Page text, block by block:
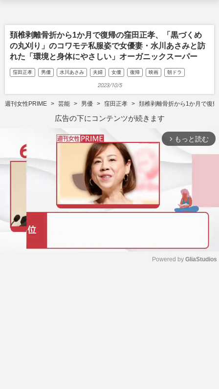
頚椎剥離骨折から1か月で復帰の窪田正孝、「黒づくめ
の丸刈り」のコワモテ私服姿で女優妻・水川あさみと訪
れた「環境と身体にやさしい」オーガニックスーパー
窪田正孝 男優 水川あさみ 夫婦 女優 復帰 映画 朝ドラ
2023/10/5
週刊女性PRIME 芸能 男優 窪田正孝 頚椎剥離骨折から1か月で復
広告の下にコンテンツが続きます
arrow_forward_ios もっと読む
Powered by GliaStudios